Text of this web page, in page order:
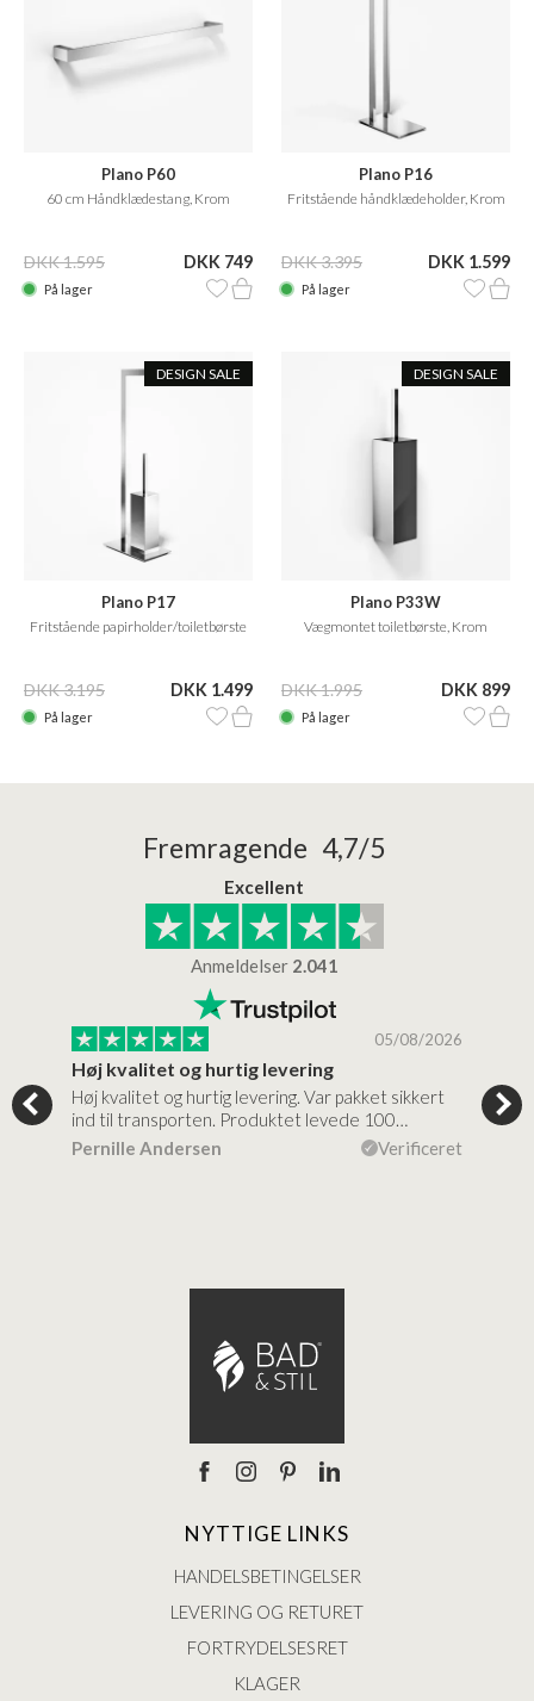
Plano P60
60 cm Håndklædestang, Krom
DKK 1.595 DKK 749
På lager
Plano P16
Fritstående håndklædeholder, Krom
DKK 3.395 DKK 1.599
På lager
DESIGN SALE
Plano P17
Fritstående papirholder/toiletbørste
DKK 3.195 DKK 1.499
På lager
DESIGN SALE
Plano P33W
Vægmontet toiletbørste, Krom
DKK 1.995 DKK 899
På lager
Fremragende 4,7/5
Excellent
Anmeldelser 2.041
05/08/2026
Høj kvalitet og hurtig levering
Høj kvalitet og hurtig levering. Var pakket sikkert
ind til transporten. Produktet levede 100…
Pernille Andersen
Verificeret
NYTTIGE LINKS
HANDELSBETINGELSER
LEVERING OG RETURET
FORTRYDELSESRET
KLAGER